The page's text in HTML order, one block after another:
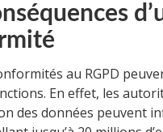
au RGPD
En effet, les
des données peuvent